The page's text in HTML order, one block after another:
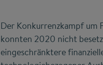
Der Konkurrenzkampf
konnten 2020 nicht
eingeschränktere